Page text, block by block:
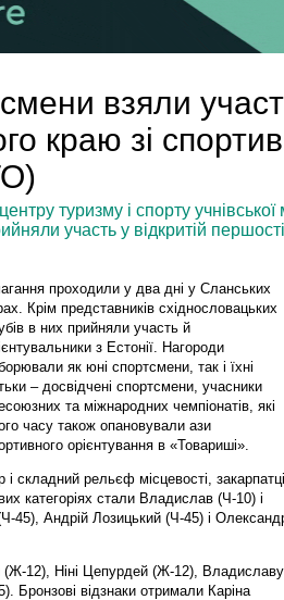
взяли
краю зі
туризму і спорту
участь у відкритій
проходили у два дні у Сланських
Крім представників східнословацьких
в них прийняли участь й
з Естонії. Нагороди
як юні спортсмени, так і їхні
– досвідчені спортсмени, учасники
та міжнародних чемпіонатів, які
часу також опановували ази
орієнтування в «Товариші».
складний рельєф місцевості, закарпатці
категоріях стали Владислав (Ч-10) і
45), Андрій Лозицький (Ч-45) і
(Ж-12), Ніні Цепурдей (Ж-12), Владиславу
відзнаки отримали Каріна